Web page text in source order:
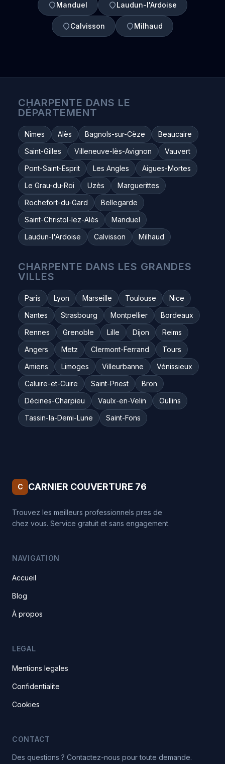
Manduel Laudun-l'Ardoise
Calvisson Milhaud
CHARPENTE DANS LE
DÉPARTEMENT
Nîmes Alès Bagnols-sur-Cèze
Beaucaire
Saint-Gilles
Villeneuve-lès-Avignon
Vauvert
Pont-Saint-Esprit
Les Angles
Aigues-Mortes
Le Grau-du-Roi
Uzès
Marguerittes
Rochefort-du-Gard
Bellegarde
Saint-Christol-lez-Alès
Manduel
Laudun-l'Ardoise
Calvisson Milhaud
CHARPENTE DANS LES GRANDES
VILLES
Paris Lyon Marseille Toulouse
Nice
Nantes
Strasbourg Montpellier
Bordeaux
Rennes
Grenoble Lille Dijon
Reims
Angers
Metz Clermont-Ferrand
Tours
Amiens
Limoges Villeurbanne
Vénissieux
Caluire-et-Cuire
Saint-Priest
Bron
Décines-Charpieu
Vaulx-en-Velin
Oullins
Tassin-la-Demi-Lune
Saint-Fons
C CARNIER COUVERTURE 76
Trouvez les meilleurs professionnels pres de
chez vous. Service gratuit et sans engagement.
NAVIGATION
Accueil
Blog
À propos
LEGAL
Mentions legales
Confidentialite
Cookies
CONTACT
Des questions ? Contactez-nous pour toute demande.